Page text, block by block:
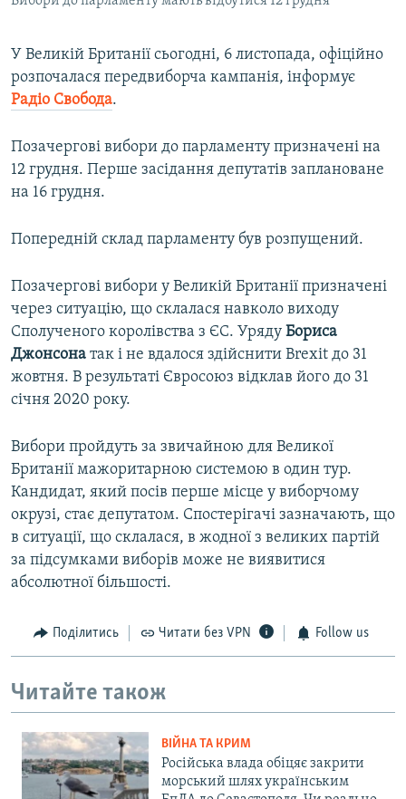
УКРАЇНСЬКА ПРОБЛЕМА КРИМУ
У Великій Британії сьогодні, 6 листопада, офіційно
розпочалася передвиборча кампанія, інформує
Радіо Свобода.
Позачергові вибори до парламенту призначені на
12 грудня. Перше засідання депутатів заплановане
на 16 грудня.
Попередній склад парламенту був розпущений.
Позачергові вибори у Великій Британії призначені
через ситуацію, що склалася навколо виходу
Сполученого королівства з ЄС. Уряду Бориса
Джонсона так і не вдалося здійснити Brexit до 31
жовтня. В результаті Євросоюз відклав його до 31
січня 2020 року.
Вибори пройдуть за звичайною для Великої
Британії мажоритарною системою в один тур.
Кандидат, який посів перше місце у виборчому
окрузі, стає депутатом. Спостерігачі зазначають, що
в ситуації, що склалася, в жодної з великих партій
за підсумками виборів може не виявитися
абсолютної більшості.
Поділитись Читати без VPN Follow us
Читайте також
ВІЙНА ТА КРИМ
Російська влада обіцяє закрити
морський шлях українським